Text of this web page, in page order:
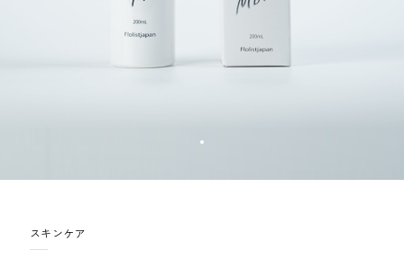
スキンケア